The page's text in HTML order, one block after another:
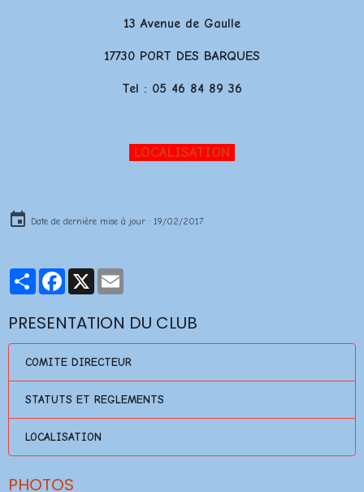
13 Avenue de Gaulle
17730 PORT DES BARQUES
Tel : 05 46 84 89 36
LOCALISATION
Date de dernière mise à jour : 19/02/2017
PartagerFacebook
X
PRESENTATION DU CLUB
COMITE DIRECTEUR
STATUTS ET REGLEMENTS
LOCALISATION
PHOTOS